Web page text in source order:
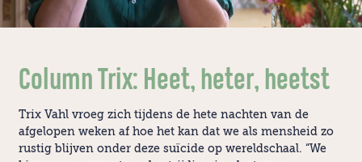
Column Trix: Heet, heter, heetst
Trix Vahl vroeg zich tijdens de hete nachten van de
afgelopen weken af hoe het kan dat we als mensheid zo
rustig blijven onder deze suïcide op wereldschaal. “We